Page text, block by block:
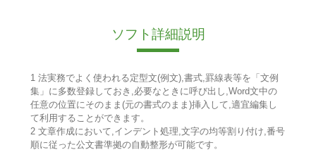
ソフト詳細説明
1 法実務でよく使われる定型文(例文),書式,罫線表等を「文例
集」に多数登録しておき,必要なときに呼び出し,Word文中の
任意の位置にそのまま(元の書式のまま)挿入して,適宜編集し
て利用することができます。
2 文章作成において,インデント処理,文字の均等割り付け,番号
順に従った公文書準拠の自動整形が可能です。